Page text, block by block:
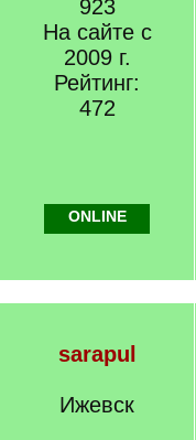
923
На сайте с
2009 г.
Рейтинг:
472
ONLINE
sarapul
Ижевск